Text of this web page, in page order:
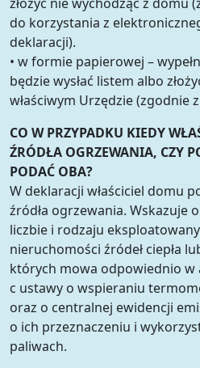
do korzystania z
deklaracji).
• w formie papierowej –
będzie wysłać listem albo
właściwym Urzędzie (zgodnie
CO W PRZYPADKU KIEDY
ŹRÓDŁA OGRZEWANIA, CZY
PODAĆ OBA?
W deklaracji właściciel domu
źródła ogrzewania. Wskazuje
liczbie i rodzaju
nieruchomości źródeł ciepła
których mowa odpowiednio w
c ustawy o wspieraniu
oraz o centralnej ewidencji
o ich przeznaczeniu i
paliwach.